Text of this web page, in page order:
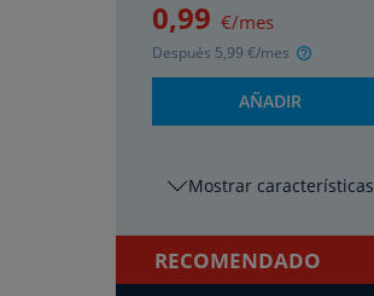
0,99 €/mes
Después 5,99 €/mes
AÑADIR
características
RECOMENDADO